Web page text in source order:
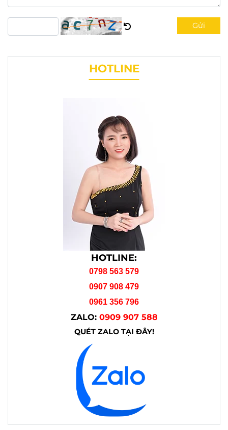
Gửi
HOTLINE
HOTLINE:
0798 563 579
0907 908 479
0961 356 796
ZALO: 0909 907 588
QUÉT ZALO TẠI ĐÂY!